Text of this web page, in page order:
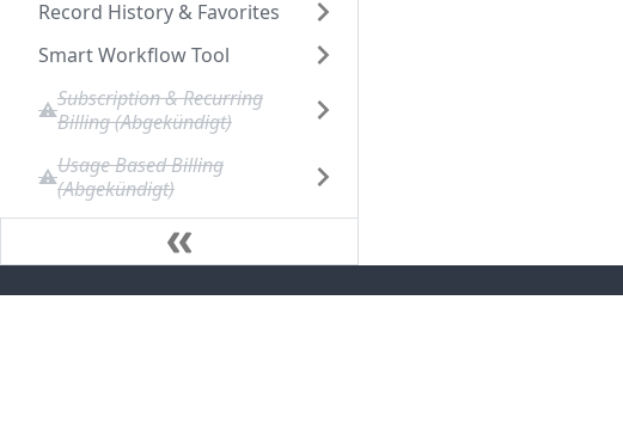
Record History & Favorites
Smart Workflow Tool
Subscription & Recurring
Billing (Abgekündigt)
Usage Based Billing
(Abgekündigt)